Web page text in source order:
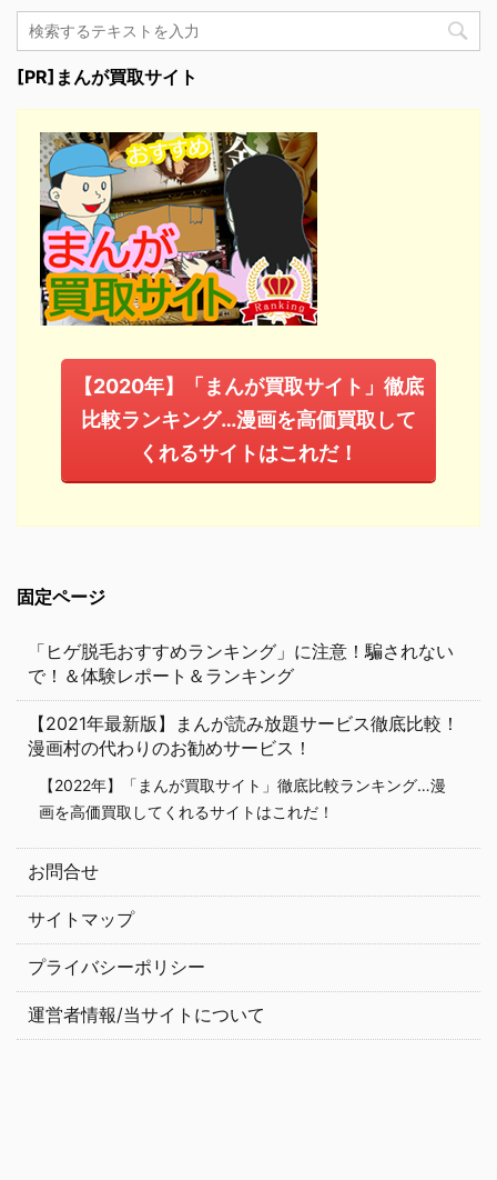
[PR]まんが買取サイト
【2020年】「まんが買取サイト」徹底
比較ランキング…漫画を高価買取して
くれるサイトはこれだ！
固定ページ
「ヒゲ脱毛おすすめランキング」に注意！騙されない
で！＆体験レポート＆ランキング
【2021年最新版】まんが読み放題サービス徹底比較！
漫画村の代わりのお勧めサービス！
【2022年】「まんが買取サイト」徹底比較ランキング…漫
画を高価買取してくれるサイトはこれだ！
お問合せ
サイトマップ
プライバシーポリシー
運営者情報/当サイトについて